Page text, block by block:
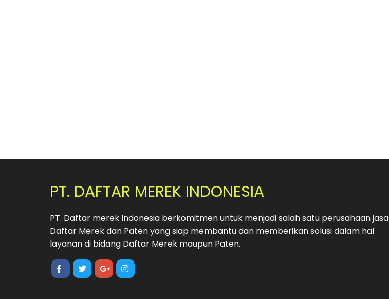
PT. DAFTAR MEREK INDONESIA
PT. Daftar merek Indonesia berkomitmen untuk menjadi salah satu perusahaan jasa
Daftar Merek dan Paten yang siap membantu dan memberikan solusi dalam hal
layanan di bidang Daftar Merek maupun Paten.